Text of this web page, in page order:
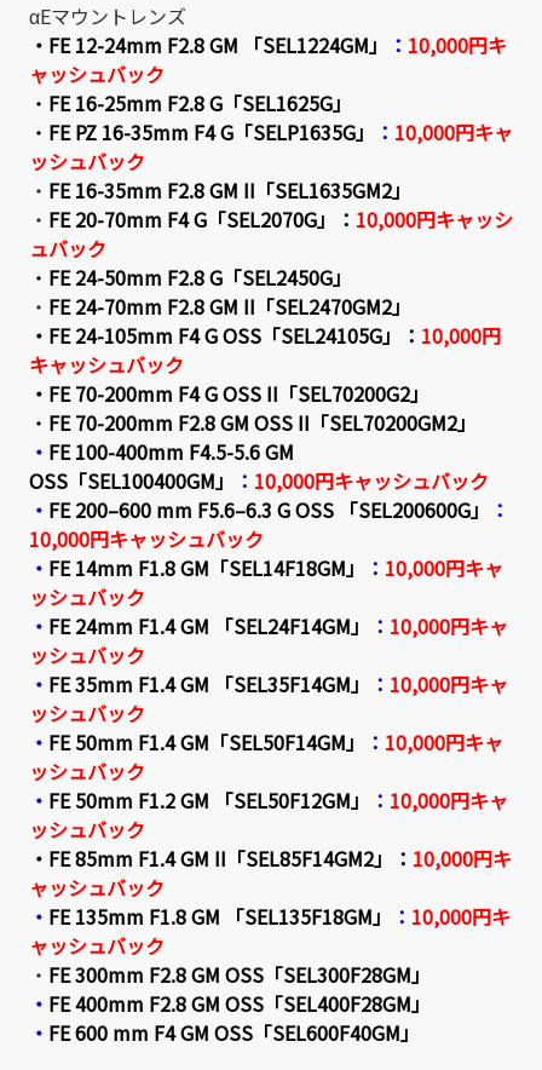
αEマウントレンズ
・ FE 12-24mm F2.8 GM 「SEL1224GM」 ： 10,000円キ
ャッシュバック
・ FE 16-25mm F2.8 G「SEL1625G」
・ FE PZ 16-35mm F4 G「SELP1635G」 ： 10,000円キャ
ッシュバック
・ FE 16-35mm F2.8 GM II「SEL1635GM2」
・ FE 20-70mm F4 G「SEL2070G」 ： 10,000円キャッシ
ュバック
・ FE 24-50mm F2.8 G「SEL2450G」
・ FE 24-70mm F2.8 GM II「SEL2470GM2」
・ FE 24-105mm F4 G OSS「SEL24105G」 ： 10,000円
キャッシュバック
・ FE 70-200mm F4 G OSS II「SEL70200G2」
・ FE 70-200mm F2.8 GM OSS II「SEL70200GM2」
・ FE 100-400mm F4.5-5.6 GM
OSS「SEL100400GM」
： 10,000円キャッシュバック
・ FE 200–600 mm F5.6–6.3 G OSS 「SEL200600G」
：
10,000円キャッシュバック
・ FE 14mm F1.8 GM「SEL14F18GM」 ： 10,000円キャ
ッシュバック
・ FE 24mm F1.4 GM 「SEL24F14GM」 ： 10,000円キャ
ッシュバック
・ FE 35mm F1.4 GM 「SEL35F14GM」 ： 10,000円キャ
ッシュバック
・ FE 50mm F1.4 GM「SEL50F14GM」 ： 10,000円キャ
ッシュバック
・ FE 50mm F1.2 GM 「SEL50F12GM」 ： 10,000円キャ
ッシュバック
・ FE 85mm F1.4 GM II「SEL85F14GM2」 ： 10,000円キ
ャッシュバック
・ FE 135mm F1.8 GM 「SEL135F18GM」 ： 10,000円キ
ャッシュバック
・ FE 300mm F2.8 GM OSS「SEL300F28GM」
・ FE 400mm F2.8 GM OSS「SEL400F28GM」
・ FE 600 mm F4 GM OSS「SEL600F40GM」